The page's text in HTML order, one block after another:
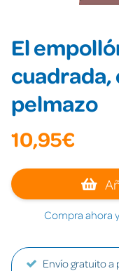
El
cuadrada,
pelmazo
10,95€
Compra ahora
Envío gratuito a